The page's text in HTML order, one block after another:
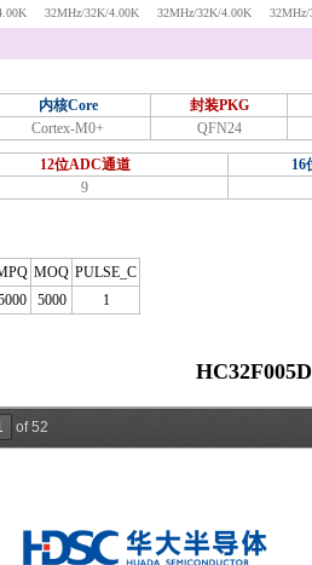
32MHz/32K/4.00K 32MHz/32K/4.00K
内核Core 封装PKG
Cortex-M0+ QFN24
12位ADC通道 16
9
MOQ PULSE_C
5000 1